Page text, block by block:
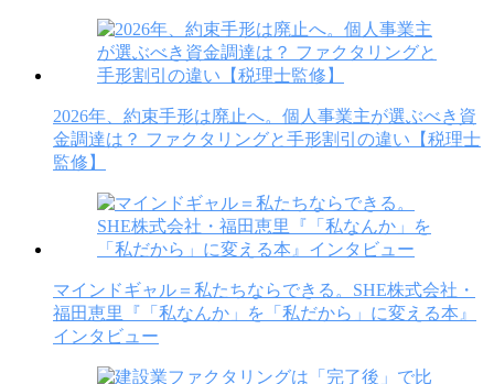
2026年、約束手形は廃止へ。個人事業主が選ぶべき資
金調達は？ ファクタリングと手形割引の違い【税理士
監修】
マインドギャル＝私たちならできる。SHE株式会社・
福田恵里『「私なんか」を「私だから」に変える本』
インタビュー